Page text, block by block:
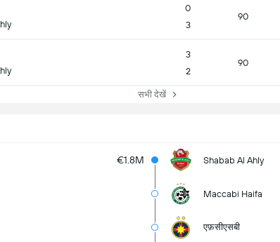
0
3
90
3
2
90
सभी देखें
€1.8M Shabab Al Ahly
Maccabi Haifa
एफ़सीएसबी